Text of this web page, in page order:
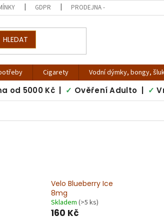
GDPR PRODEJNA - VIRTUÁLNÍ
HLEDAT
Cigarety Vodní dýmky, bongy,
od 5000 Kč | ✓ Ověření Adulto | ✓
Velo Blueberry Ice
8mg
Skladem (>5 ks)
160 Kč